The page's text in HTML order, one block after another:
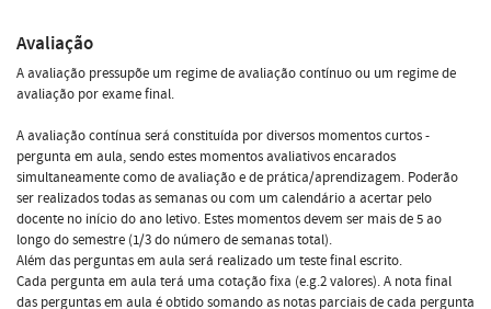
Avaliação
A avaliação pressupõe um regime de avaliação contínuo ou um regime de
avaliação por exame final.
A avaliação contínua será constituída por diversos momentos curtos -
pergunta em aula, sendo estes momentos avaliativos encarados
simultaneamente como de avaliação e de prática/aprendizagem. Poderão
ser realizados todas as semanas ou com um calendário a acertar pelo
docente no início do ano letivo. Estes momentos devem ser mais de 5 ao
longo do semestre (1/3 do número de semanas total).
Além das perguntas em aula será realizado um teste final escrito.
Cada pergunta em aula terá uma cotação fixa (e.g.2 valores). A nota final
das perguntas em aula é obtido somando as notas parciais de cada pergunta